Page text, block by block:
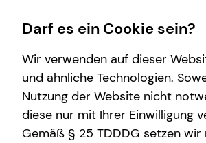
Wissenswertes
Über mich
Finanzberatung
Videoberatung
Service
Kundenportal
Karriere-Infos
Karrierechancen
Ilka Slink
Seniorberaterin
Darf es ein Cookie sein?
Wir verwenden auf dieser
und ähnliche Technologien.
Nutzung der Website nicht
diese nur mit Ihrer Einwilligung
Gemäß § 25 TDDDG setzen wir